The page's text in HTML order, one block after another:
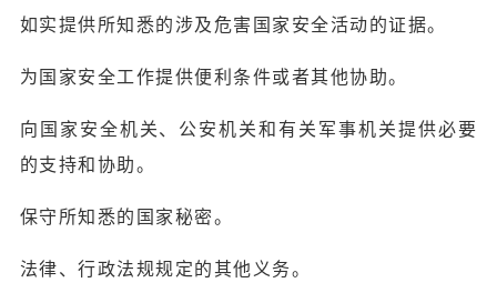
如实提供所知悉的涉及危害国家安全活动的证据。
为国家安全工作提供便利条件或者其他协助。
向国家安全机关、公安机关和有关军事机关提供必要
的支持和协助。
保守所知悉的国家秘密。
法律、行政法规规定的其他义务。